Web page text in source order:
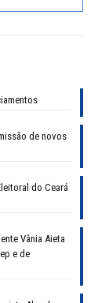
de novos
do Ceará
Vânia Aieta
e de